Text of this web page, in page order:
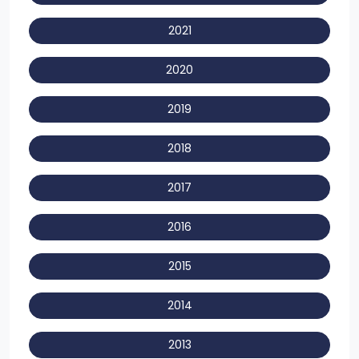
2021
2020
2019
2018
2017
2016
2015
2014
2013